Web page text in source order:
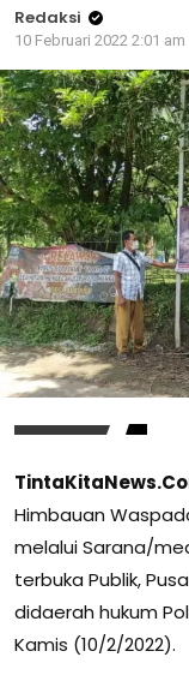
Redaksi
10 Februari 2022 2:01 am
Himbauan
melalui Sarana/
terbuka Publik,
didaerah hukum
Kamis (10/2/2022).